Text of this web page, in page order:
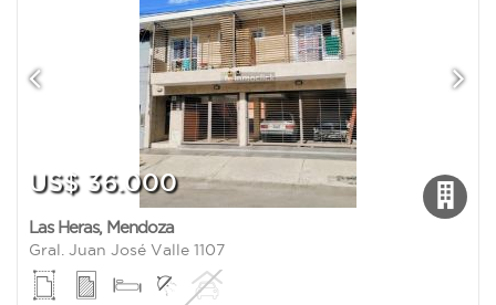
US$ 36.000
Las Heras, Mendoza
Gral. Juan José Valle 1107